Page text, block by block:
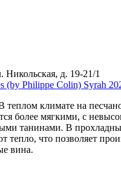
Никольская, д. 19-21/1
теплом климате на
более мягкими, с
танинами. В
тепло, что позволяет
вина.